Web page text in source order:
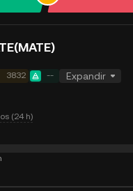
3832 -- Expandir
(24 h)